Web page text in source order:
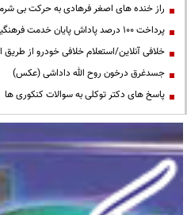
راز خنده های اصغر فرهادی به حرکت بی
پرداخت ۱۰۰ درصد پاداش پایان خدمت فرهنگیان
خلافی آنلاین/استعلام خلافی خودرو از طریق
جسدغرق درخون روح الله داداشی (عکس)
پاسخ های دکتر توکلی به سوالات کنکوری ها